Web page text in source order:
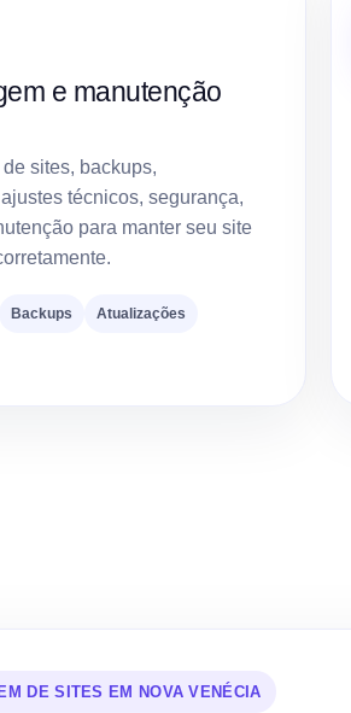
e manutenção
sites, backups,
técnicos, segurança,
para manter seu site
Backups Atualizações
DE SITES EM NOVA VENÉCIA